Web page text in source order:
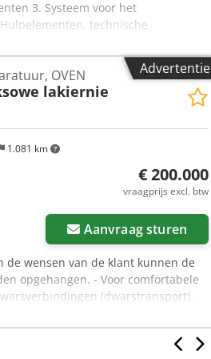
3. Systeem voor het
technische
lijn worden geproduceerd: -
van een halve module 550 x
(tot 6 m)
Advertentie
1.081 km
OVEN
lakiernie
€ 200.000
vraagprijs excl. btw
Aanvraag sturen
de wensen van de klant kunnen de
opgehangen. - Voor comfortabele
(dwarstransport).
meestal kettingbanen gebruikt die
op kwaliteit en herhaalbaarheid
en bijvoorbeeld meerdere cabines